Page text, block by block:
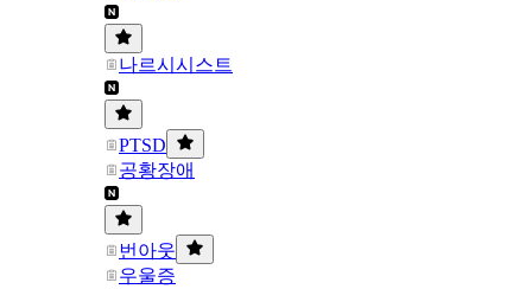
나르시시스트
PTSD
공황장애
번아웃
우울증